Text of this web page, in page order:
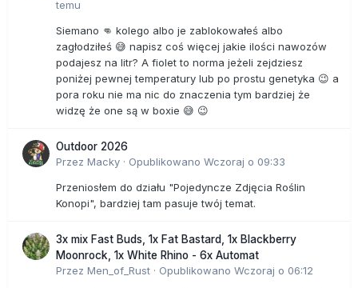
temu
Siemano 👊 kolego albo je zablokowałeś albo
zagłodziłeś 😅 napisz coś więcej jakie ilości nawozów
podajesz na litr? A fiolet to norma jeżeli zejdziesz
poniżej pewnej temperatury lub po prostu genetyka 😉 a
pora roku nie ma nic do znaczenia tym bardziej że
widzę że one są w boxie 😅 😉
Outdoor 2026
Przez Macky · Opublikowano Wczoraj o 09:33
Przeniosłem do działu "Pojedyncze Zdjęcia Roślin
Konopi", bardziej tam pasuje twój temat.
3x mix Fast Buds, 1x Fat Bastard, 1x Blackberry
Moonrock, 1x White Rhino - 6x Automat
Przez Men_of_Rust · Opublikowano Wczoraj o 06:12